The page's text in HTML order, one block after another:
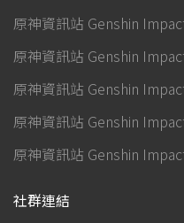
原神資訊站 Genshin
原神資訊站 Genshin
原神資訊站 Genshin
原神資訊站 Genshin
原神資訊站 Genshin
社群連結